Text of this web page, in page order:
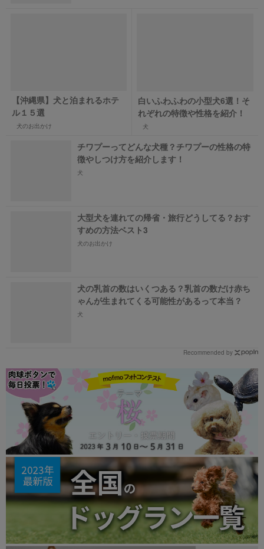
【沖縄県】犬と泊まれるホテ
ル１５選
犬のお出かけ
白いふわふわの小型犬6選！そ
れぞれの特徴や性格を紹介！
犬
チワプーってどんな犬種？チワプーの性格の特
徴やしつけ方を紹介します！
犬
大型犬を連れての帰省・旅行どうしてる？おす
すめの方法ベスト3
犬のお出かけ
犬の乳首の数はいくつある？乳首の数だけ赤ち
ゃんが生まれてくる可能性があるって本当？
犬
Recommended by